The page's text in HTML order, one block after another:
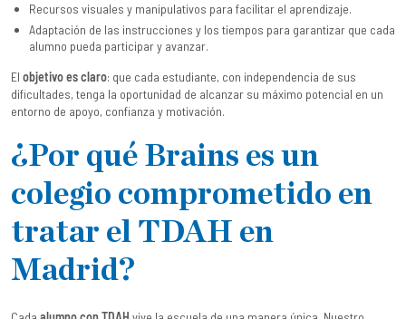
Recursos visuales y manipulativos para facilitar el aprendizaje.
Adaptación de las instrucciones y los tiempos para garantizar que cada
alumno pueda participar y avanzar.
El objetivo es claro: que cada estudiante, con independencia de sus
dificultades, tenga la oportunidad de alcanzar su máximo potencial en un
entorno de apoyo, confianza y motivación.
¿Por qué Brains es un
colegio comprometido en
tratar el TDAH en
Madrid?